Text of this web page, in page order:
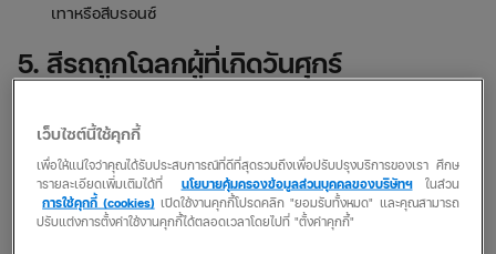
เทาหรือสีบรอนซ์
5. สีรถถูกโฉลกผู้ที่เกิดวันศุกร์
เกื้อกูล : ควรเลือกรถยนต์สีเหลืองหรือสีดำ
เสริมมงคลด้านบารมี อำนาจวาสนาและบริวาร : ควรเลือกรถยนต์
สีเหลือง, สีน้ำตาล, สีขาวหรือสีเขียว
เสริมมงคลด้านความร่ำรวย โชคลาภ : ควรเลือกรถยนต์สีชมพู, สี
แดงหรือสีทอง
เว็บไซต์นี้ใช้คุกกี้
เพื่อให้แน่ใจว่าคุณได้รับประสบการณ์ที่ดีที่สุดรวมถึงเพื่อปรับปรุงบริการของเรา ศึกษ
ารายละเอียดเพิ่มเติมได้ที่
นโยบายคุ้มครองข้อมูลส่วนบุคคลของบริษัทฯในส่วน
การใช้คุกกี้ (cookies) เปิดใช้งานคุกกี้โปรดคลิก "ยอมรับทั้งหมด" และคุณสามารถ
ปรับแต่งการตั้งค่าใช้งานคุกกี้ได้ตลอดเวลาโดยไปที่ "ตั้งค่าคุกกี้"